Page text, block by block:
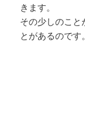
きます。
その少しのこと
とがあるのです。